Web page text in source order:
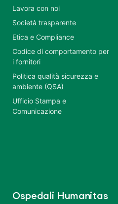
Lavora con noi
Società trasparente
Etica e Compliance
Codice di comportamento per
i fornitori
Politica qualità sicurezza e
ambiente (QSA)
Ufficio Stampa e
Comunicazione
Ospedali Humanitas